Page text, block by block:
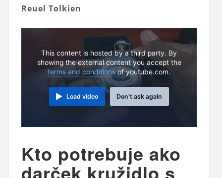
Reuel Tolkien
This content is hosted by a third party. By
showing the external content you accept the
terms and conditionsof youtube.com.
Load video Don't ask again
Kto potrebuje ako
darček kružidlo s